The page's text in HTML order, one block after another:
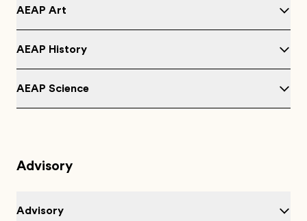
AEAP Art
AEAP History
AEAP Science
Advisory
Advisory